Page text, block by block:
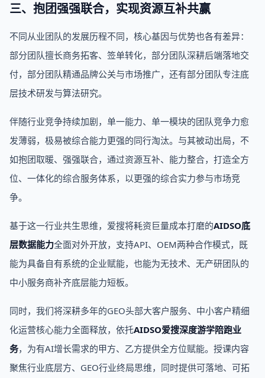
三、抱团强强联合，实现资源互补共赢
不同从业团队的发展历程不同，核心基因与优势也各有差异：
部分团队擅长商务拓客、签单转化，部分团队深耕后端落地交
付，部分团队精通品牌公关与市场推广，还有部分团队专注底
层技术研发与算法研究。
伴随行业竞争持续加剧，单一能力、单一模块的团队竞争力愈
发薄弱，极易被综合能力更强的同行淘汰。与其被动出局，不
如抱团取暖、强强联合，通过资源互补、能力整合，打造全方
位、一体化的综合服务体系，以更强的综合实力参与市场竞
争。
基于这一行业共生思维，爱搜将耗资巨量成本打磨的AIDSO底
层数据能力全面对外开放，支持API、OEM两种合作模式，既
能为具备自有系统的企业赋能，也能为无技术、无产研团队的
中小服务商补齐底层能力短板。
同时，我们将深耕多年的GEO头部大客户服务、中小客户精细
化运营核心能力全面释放，依托AIDSO爱搜深度游学陪跑业
务，为有AI增长需求的甲方、乙方提供全方位赋能。授课内容
聚焦行业底层方、GEO行业终局思维，同时提供可落地、可拓